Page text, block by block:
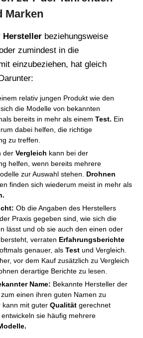
Marken
Hersteller beziehungsweise
zumindest in die
einzubeziehen, hat gleich
relativ jungen Produkt wie den
die Modelle von bekannten
bereits in mehr als einem Test. Ein
dabei helfen, die richtige
zu treffen.
der Vergleich kann bei der
helfen, wenn bereits mehrere
zur Auswahl stehen. Drohnen
finden sich wiederum meist in mehr als
Ob die Angaben des Herstellers
Praxis gegeben sind, wie sich die
lässt und ob sie auch den einen oder
verraten Erfahrungsberichte
genauer, als Test und Vergleich.
vor dem Kauf zusätzlich zu Vergleich
derartige Berichte zu lesen.
Name: Bekannte Hersteller der
einen ihren guten Namen zu
kann mit guter Qualität gerechnet
sie häufig mehrere